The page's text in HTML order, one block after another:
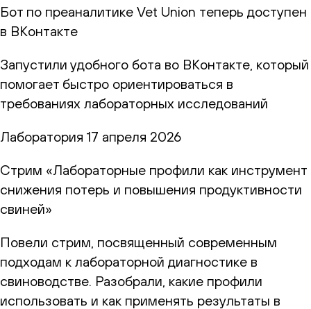
Бот по преаналитике Vet Union теперь доступен
в ВКонтакте
Запустили удобного бота во ВКонтакте, который
помогает быстро ориентироваться в
требованиях лабораторных исследований
Лаборатория 17 апреля 2026
Стрим «Лабораторные профили как инструмент
снижения потерь и повышения продуктивности
свиней»
Повели стрим, посвященный современным
подходам к лабораторной диагностике в
свиноводстве. Разобрали, какие профили
использовать и как применять результаты в